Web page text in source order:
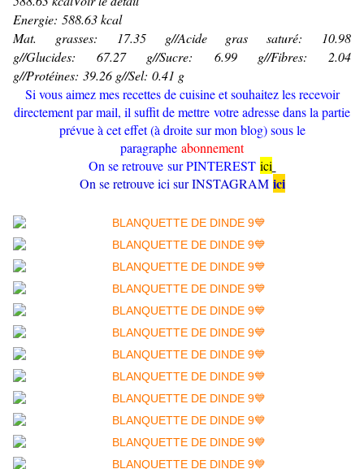
Energie: 588.63 kcal
Mat. grasses: 17.35 g//Acide gras saturé: 10.98
g//Glucides: 67.27 g//Sucre: 6.99 g//Fibres: 2.04
g//Protéines: 39.26 g//Sel: 0.41 g
Si vous aimez mes recettes de cuisine et souhaitez les recevoir
directement par mail, il suffit de mettre votre adresse dans la partie
prévue à cet effet (à droite sur mon blog) sous le
paragraphe abonnement
On se retrouve sur PINTEREST ici
On se retrouve ici sur INSTAGRAM ici